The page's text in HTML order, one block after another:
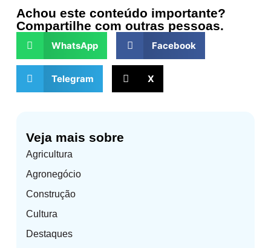
Veja mais sobre
Agricultura
Agronegócio
Construção
Cultura
Destaques
Achou este conteúdo importante?
Compartilhe com outras pessoas.
WhatsApp Facebook
Telegram X